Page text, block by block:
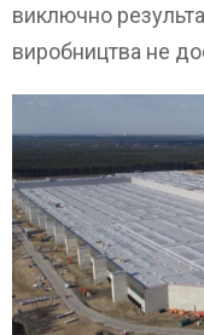
виключно
виробництва не